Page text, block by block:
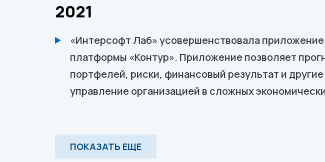
2021
«Интерсофт Лаб» усовершенствовала
платформы «Контур». Приложение позволяет
портфелей, риски, финансовый результат и
управление организацией в сложных
ПОКАЗАТЬ ЕЩЕ